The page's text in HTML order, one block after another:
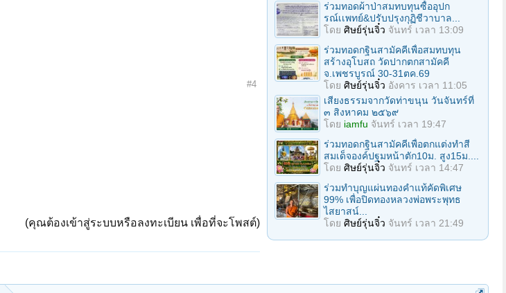
#4
(คุณต้องเข้าสู่ระบบหรือลงทะเบียน เพื่อที่จะโพสต์)
ร่วมทอดผ้าป่าสมทบทุนซื้ออุปก
รณ์เเพทย์&ปรับปรุงกุฏิชีวาบาล...
โดย ศิษย์รุ่นจิ๋ว จันทร์ เวลา 13:09
ร่วมทอดกฐินสามัคคีเพื่อสมทบทุน
สร้างอุโบสถ วัดปากตกสามัคคี
จ.เพชรบูรณ์ 30-31ตค.69
โดย ศิษย์รุ่นจิ๋ว อังคาร เวลา 11:05
เสียงธรรมจากวัดท่าขนุน วันจันทร์ที่
๓ สิงหาคม ๒๕๖๙
โดย iamfu จันทร์ เวลา 19:47
ร่วมทอดกฐินสามัคคีเพื่อตกแต่งทำสี
สมเด็จองค์ปฐมหน้าตัก10ม. สูง15ม....
โดย ศิษย์รุ่นจิ๋ว จันทร์ เวลา 14:47
ร่วมทําบุญแผ่นทองคำแท้คัดพิเศษ
99% เพื่อปิดทองหลวงพ่อพระพุทธ
ไสยาสน์...
โดย ศิษย์รุ่นจิ๋ว จันทร์ เวลา 21:49